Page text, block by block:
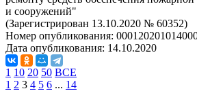
и сооружений"
(Зарегистрирован 13.10.2020 № 60352)
Номер опубликования:
Дата опубликования: 14.10.2020
1 10 20 50 ВСЕ
1 2 3 4 5 6 ... 14